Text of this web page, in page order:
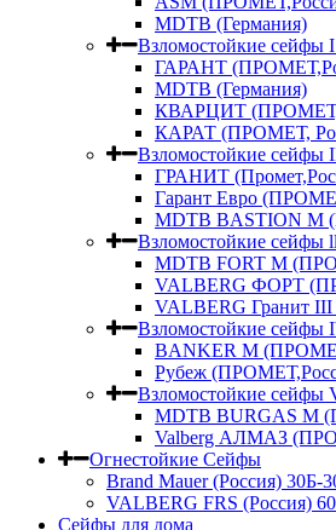
MDTB (Германия)
Взломостойкие сейфы I
ГАРАНТ
MDTB (Германия)
КВАРЦИТ (ПРОМЕТ,
КАРАТ (ПРОМЕТ,
Взломостойкие сейфы
ГРАНИТ
Гарант Евро
MDTB BASTION M
Взломостойкие сейфы
MDTB FORT M
VALBERG ФОРТ
VALBERG Гранит
Взломостойкие сейфы
BANKER M
Рубеж
Взломостойкие сейфы
MDTB BURGAS M
Valberg АЛМАЗ
Огнестойкие Сейфы
Brand Mauer (Россия) 30Б-
VALBERG FRS (Россия)
Сейфы для дома